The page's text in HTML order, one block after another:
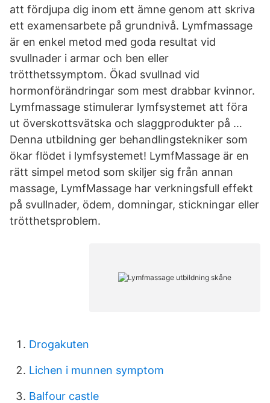
att fördjupa dig inom ett ämne genom att skriva
ett examensarbete på grundnivå. Lymfmassage
är en enkel metod med goda resultat vid
svullnader i armar och ben eller
trötthetssymptom. Ökad svullnad vid
hormonförändringar som mest drabbar kvinnor.
Lymfmassage stimulerar lymfsystemet att föra
ut överskottsvätska och slaggprodukter på …
Denna utbildning ger behandlingstekniker som
ökar flödet i lymfsystemet! LymfMassage är en
rätt simpel metod som skiljer sig från annan
massage, LymfMassage har verkningsfull effekt
på svullnader, ödem, domningar, stickningar eller
trötthetsproblem.
Drogakuten
Lichen i munnen symptom
Balfour castle